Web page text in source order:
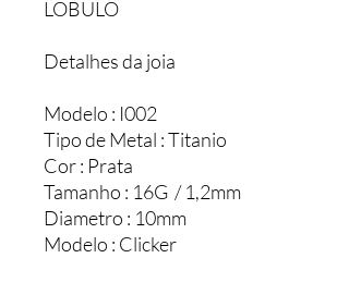
LOBULO
Detalhes da joia
Modelo : I002
Tipo de Metal : Titanio
Cor : Prata
Tamanho : 16G / 1,2mm
Diametro : 10mm
Modelo : Clicker